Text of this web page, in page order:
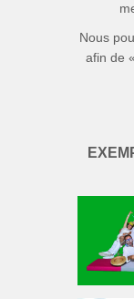
Nous
afin de